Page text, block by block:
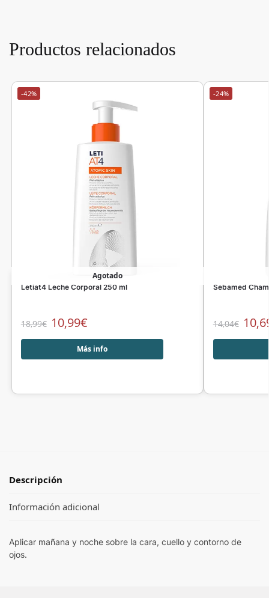
Productos relacionados
-42%
Agotado
Letiat4 Leche Corporal 250 ml
18,99€ 10,99€
Más info
-24%
Sebamed
14,04€
Descripción
Información adicional
Aplicar mañana y noche sobre la cara, cuello y contorno de
ojos.